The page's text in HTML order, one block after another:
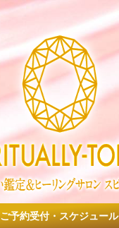
ご予約受付・スケジュール